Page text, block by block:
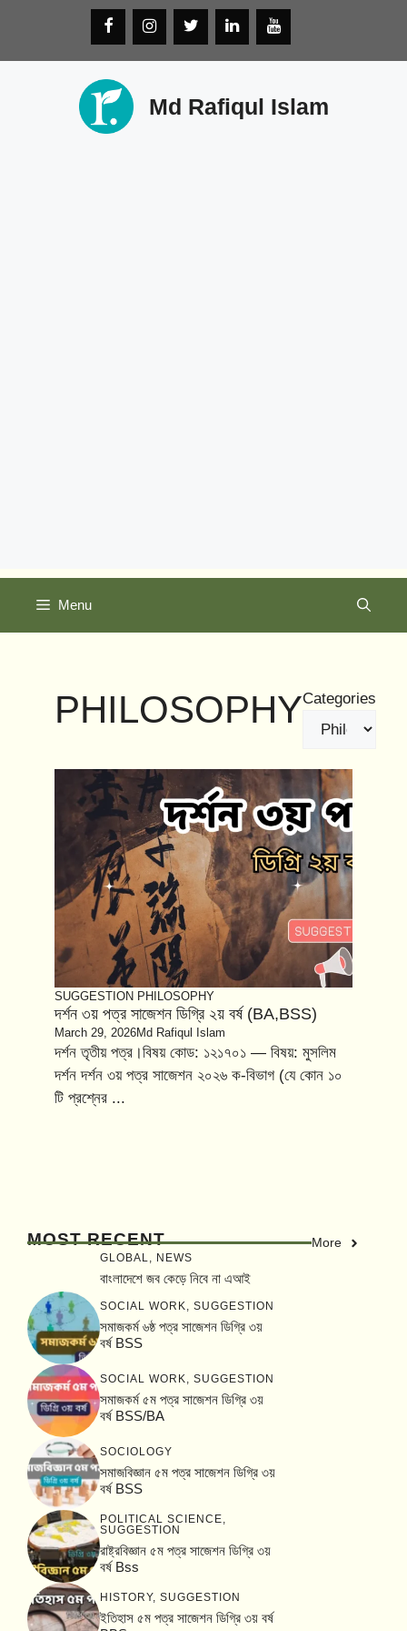
Md Rafiqul Islam
Menu
PHILOSOPHYCategories
SUGGESTION PHILOSOPHY
দর্শন ৩য় পত্র সাজেশন ডিগ্রি ২য় বর্ষ (BA,BSS)
March 29, 2026Md Rafiqul Islam
দর্শন তৃতীয় পত্র।বিষয় কোড: ১২১৭০১ — বিষয়: মুসলিম
দর্শন দর্শন ৩য় পত্র সাজেশন ২০২৬ ক-বিভাগ (যে কোন ১০
টি প্রশ্নের ...
MOST RECENT More
GLOBAL, NEWS
বাংলাদেশে জব কেড়ে নিবে না এআই
SOCIAL WORK SUGGESTION
সমাজকর্ম ৬ষ্ঠ পত্র সাজেশন ডিগ্রি ৩য়
বর্ষ BSS
SOCIAL WORK SUGGESTION
সমাজকর্ম ৫ম পত্র সাজেশন ডিগ্রি ৩য়
বর্ষ BSS/BA
SOCIOLOGY
সমাজবিজ্ঞান ৫ম পত্র সাজেশন ডিগ্রি ৩য়
বর্ষ BSS
POLITICAL SCIENCE
SUGGESTION
রাষ্ট্রবিজ্ঞান ৫ম পত্র সাজেশন ডিগ্রি ৩য়
বর্ষ Bss
HISTORY, SUGGESTION
ইতিহাস ৫ম পত্র সাজেশন ডিগ্রি ৩য় বর্ষ